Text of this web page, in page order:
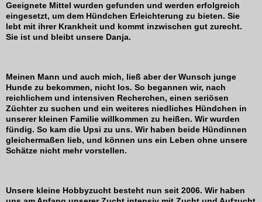
Geeignete Mittel wurden gefunden und werden erfolgreich
eingesetzt, um dem Hündchen Erleichterung zu bieten. Sie
lebt mit ihrer Krankheit und kommt inzwischen gut zurecht.
Sie ist und bleibt unsere Danja.
Meinen Mann und auch mich, ließ aber der Wunsch junge
Hunde zu bekommen, nicht los. So begannen wir, nach
reichlichem und intensiven Recherchen, einen seriösen
Züchter zu suchen und ein weiteres niedliches Hündchen in
unserer kleinen Familie willkommen zu heißen. Wir wurden
fündig. So kam die Upsi zu uns. Wir haben beide Hündinnen
gleichermaßen lieb, und können uns ein Leben ohne unsere
Schätze nicht mehr vorstellen.
Unsere kleine Hobbyzucht besteht nun seit 2006. Wir haben